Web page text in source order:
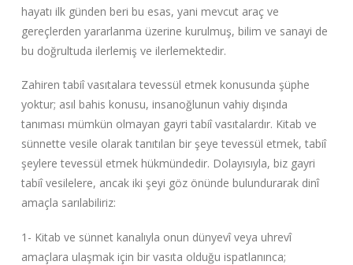
hayatı ilk günden beri bu esas, yani mevcut araç ve
gereçlerden yararlanma üzerine kurulmuş, bilim ve sanayi de
bu doğrultuda ilerlemiş ve ilerlemektedir.
Zahiren tabiî vasıtalara tevessül etmek konusunda şüphe
yoktur; asıl bahis konusu, insanoğlunun vahiy dışında
tanıması mümkün olmayan gayri tabiî vasıtalardır. Kitab ve
sünnette vesile olarak tanıtılan bir şeye tevessül etmek, tabiî
şeylere tevessül etmek hükmündedir. Dolayısıyla, biz gayri
tabiî vesilelere, ancak iki şeyi göz önünde bulundurarak dinî
amaçla sarılabiliriz:
1- Kitab ve sünnet kanalıyla onun dünyevî veya uhrevî
amaçlara ulaşmak için bir vasıta olduğu ispatlanınca;